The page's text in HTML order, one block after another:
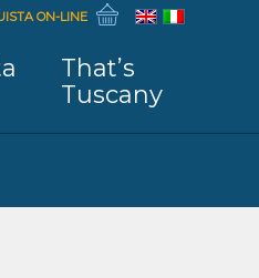
ON-LINE
That’s
Tuscany